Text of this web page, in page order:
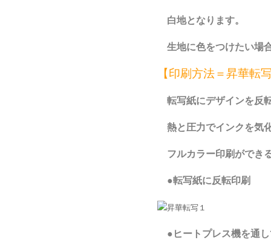
白地となります。
生地に色をつけたい場
【印刷方法＝昇華転
転写紙にデザインを反
熱と圧力でインクを気
フルカラー印刷ができ
●転写紙に反転印刷
●ヒートプレス機を通